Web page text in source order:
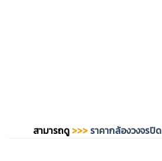
สามารถดู >>>ราคากล้องวงจรปิด